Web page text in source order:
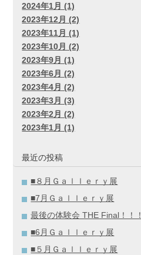
2024年1月 (1)
2023年12月 (2)
2023年11月 (1)
2023年10月 (2)
2023年9月 (1)
2023年6月 (2)
2023年4月 (2)
2023年3月 (3)
2023年2月 (2)
2023年1月 (1)
最近の投稿
■８月Ｇａｌｌｅｒｙ展
■7月Ｇａｌｌｅｒｙ展
最後の体験会 THE Final！！！
■6月Ｇａｌｌｅｒｙ展
■５月Ｇａｌｌｅｒｙ展